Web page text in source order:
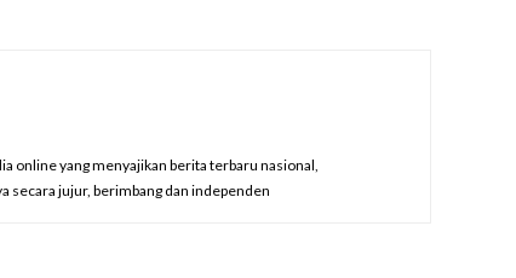
online yang menyajikan berita terbaru nasional,
secara jujur, berimbang dan independen